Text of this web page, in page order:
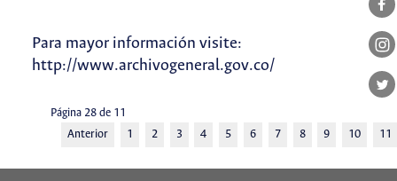
Para mayor información visite:
http://www.archivogeneral.gov.co/
Página 28 de 11
Anterior
1 2 3 4 5 6 7 8 9 10 11